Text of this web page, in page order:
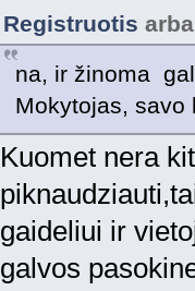
Registruotis
na, ir žinoma
Mokytojas,
Kuomet nera
gaideliui ir
galvos